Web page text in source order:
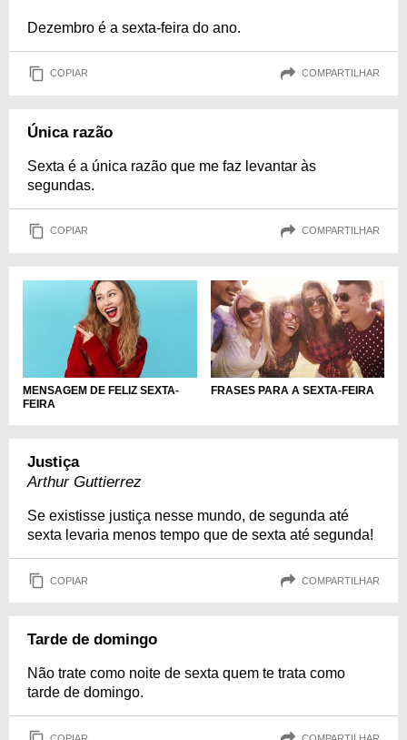
Dezembro é a sexta-feira do ano.
COPIAR COMPARTILHAR
Única razão
Sexta é a única razão que me faz levantar às
segundas.
COPIAR COMPARTILHAR
MENSAGEM DE FELIZ SEXTA-
FEIRA
FRASES PARA A SEXTA-FEIRA
Justiça
Arthur Guttierrez
Se existisse justiça nesse mundo, de segunda até
sexta levaria menos tempo que de sexta até segunda!
COPIAR COMPARTILHAR
Tarde de domingo
Não trate como noite de sexta quem te trata como
tarde de domingo.